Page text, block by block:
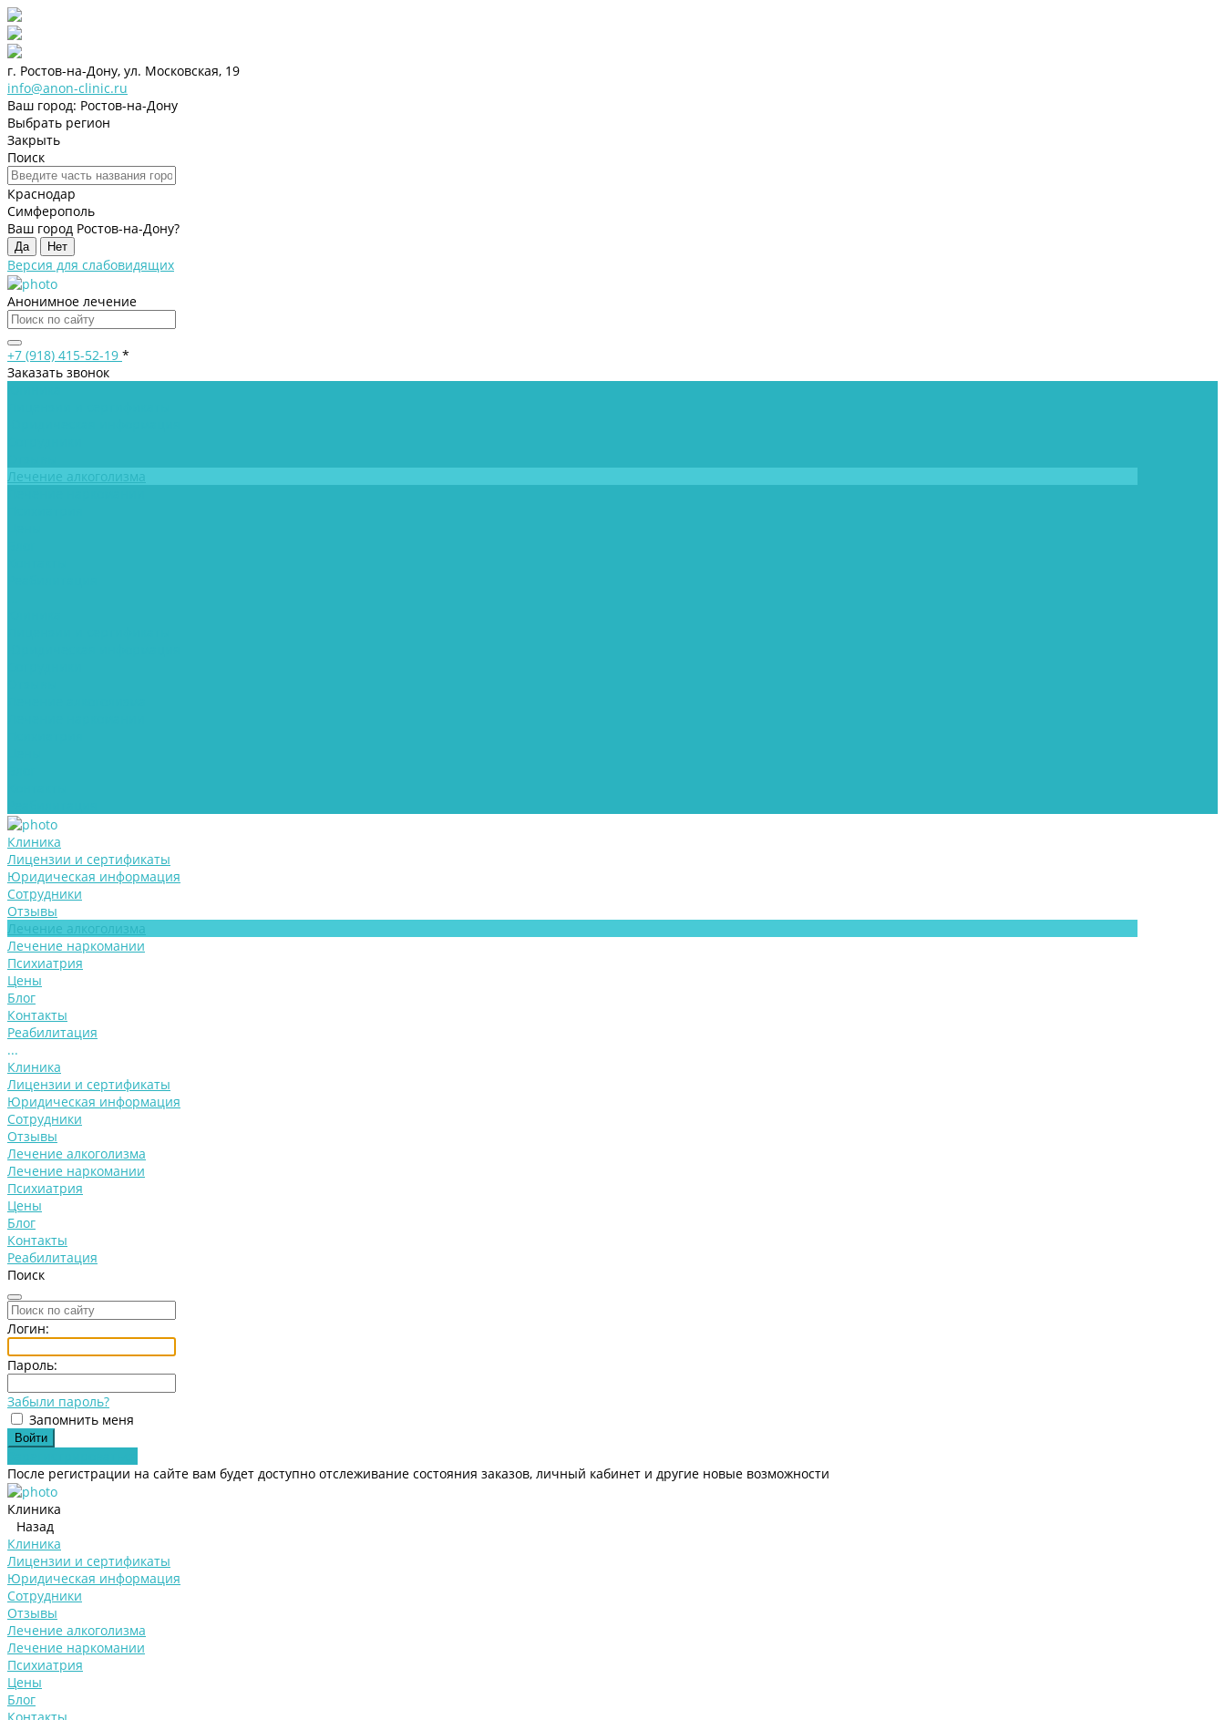
г. Ростов-на-Дону, ул. Московская, 19
info@anon-clinic.ru
Ваш город: Ростов-на-Дону
Выбрать регион
Закрыть
Поиск
Краснодар
Симферополь
Ваш город Ростов-на-Дону?
Да Нет
Версия для слабовидящих
Анонимное лечение
+7 (918) 415-52-19 *
Заказать звонок
Лечение алкоголизма
Клиника
Лицензии и сертификаты
Юридическая информация
Сотрудники
Отзывы
Лечение алкоголизма
Лечение наркомании
Психиатрия
Цены
Блог
Контакты
Реабилитация
...
Клиника
Лицензии и сертификаты
Юридическая информация
Сотрудники
Отзывы
Лечение алкоголизма
Лечение наркомании
Психиатрия
Цены
Блог
Контакты
Реабилитация
Поиск
Логин:
Пароль:
Забыли пароль?
Запомнить меня
После регистрации на сайте вам будет доступно отслеживание состояния заказов, личный кабинет и другие новые возможности
Клиника
Назад
Клиника
Лицензии и сертификаты
Юридическая информация
Сотрудники
Отзывы
Лечение алкоголизма
Лечение наркомании
Психиатрия
Цены
Блог